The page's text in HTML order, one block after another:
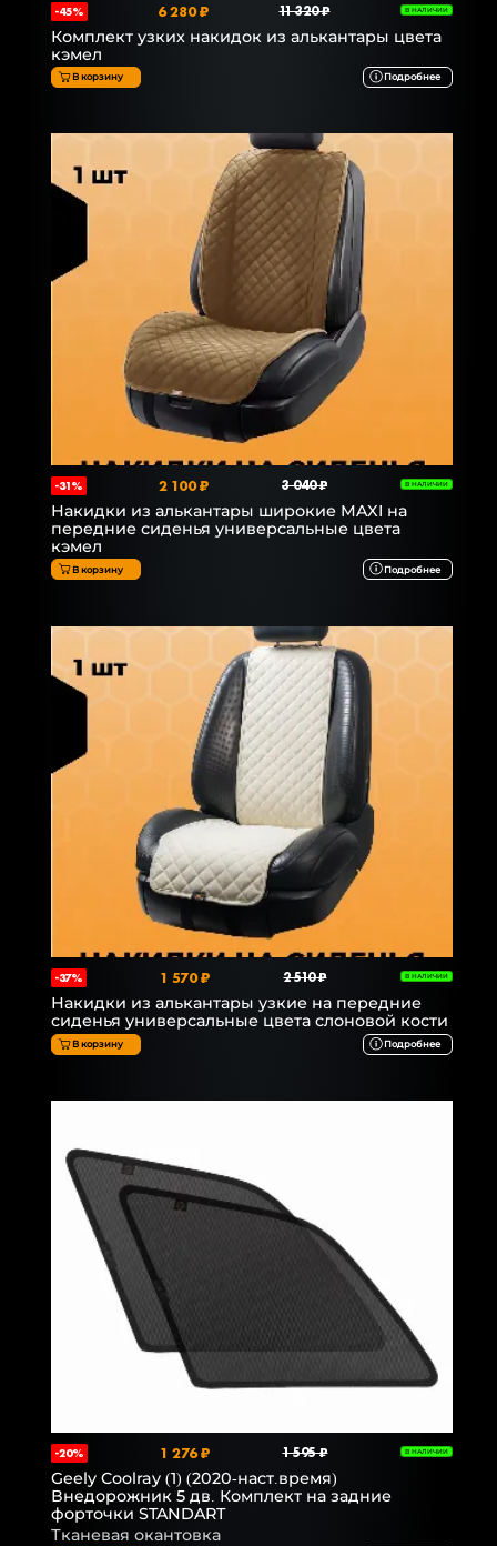
-45% 6 280 ₽ 11 320 ₽ В НАЛИЧИИ
Комплект узких накидок из алькантары цвета
кэмел
В корзину Подробнее
-31% 2 100 ₽ 3 040 ₽ В НАЛИЧИИ
Накидки из алькантары широкие MAXI на
передние сиденья универсальные цвета
кэмел
В корзину Подробнее
-37% 1 570 ₽ 2 510 ₽ В НАЛИЧИИ
Накидки из алькантары узкие на передние
сиденья универсальные цвета слоновой кости
В корзину Подробнее
-20% 1 276 ₽ 1 595 ₽ В НАЛИЧИИ
Geely Coolray (1) (2020-наст.время)
Внедорожник 5 дв. Комплект на задние
форточки STANDART
Тканевая окантовка